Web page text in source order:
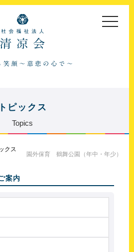
toggle
トピックス
Topics
クス
園外保育 鶴舞公園（年中・年少）
案内